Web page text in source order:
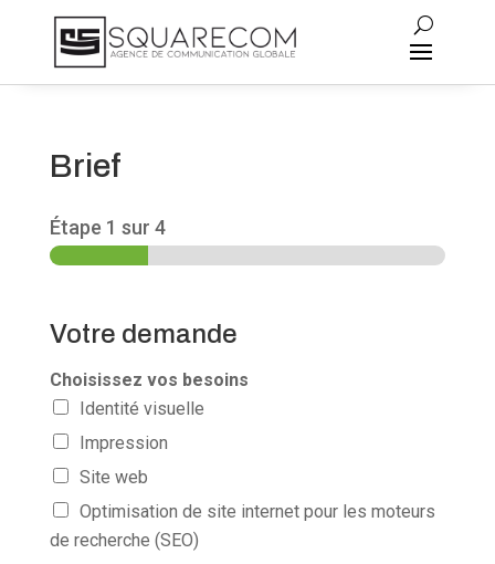
Brief
Étape 1 sur 4
Votre demande
Choisissez vos besoins
Identité visuelle
Impression
Site web
Optimisation de site internet pour les moteurs
de recherche (SEO)